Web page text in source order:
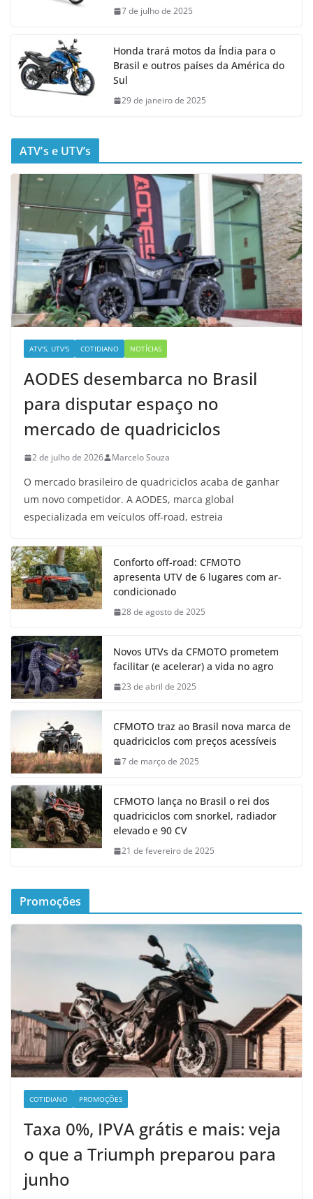
7 de julho de 2025
Honda trará motos da Índia para o
Brasil e outros países da América do
Sul
29 de janeiro de 2025
ATV’s e UTV’s
ATV'S, UTV'S COTIDIANO NOTÍCIAS
AODES desembarca no Brasil
para disputar espaço no
mercado de quadriciclos
2 de julho de 2026 Marcelo Souza
O mercado brasileiro de quadriciclos acaba de ganhar
um novo competidor. A AODES, marca global
especializada em veículos off-road, estreia
Conforto off-road: CFMOTO
apresenta UTV de 6 lugares com ar-
condicionado
28 de agosto de 2025
Novos UTVs da CFMOTO prometem
facilitar (e acelerar) a vida no agro
23 de abril de 2025
CFMOTO traz ao Brasil nova marca de
quadriciclos com preços acessíveis
7 de março de 2025
CFMOTO lança no Brasil o rei dos
quadriciclos com snorkel, radiador
elevado e 90 CV
21 de fevereiro de 2025
Promoções
COTIDIANO PROMOÇÕES
Taxa 0%, IPVA grátis e mais: veja
o que a Triumph preparou para
junho